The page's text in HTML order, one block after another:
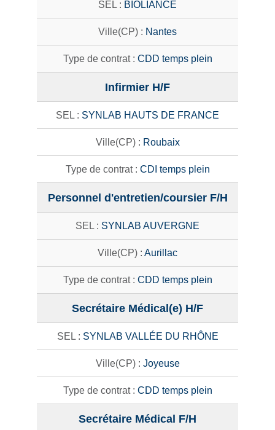
BIOLIANCE
Nantes
CDD temps plein
Infirmier H/F
SYNLAB HAUTS DE FRANCE
Roubaix
CDI temps plein
Personnel d'entretien/coursier F/H
SYNLAB AUVERGNE
Aurillac
CDD temps plein
Secrétaire Médical(e) H/F
SYNLAB VALLÉE DU RHÔNE
Joyeuse
CDD temps plein
Secrétaire Médical F/H